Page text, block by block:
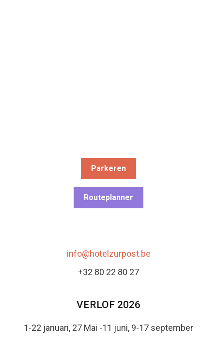
Routeplanner
Parkeren
info@hotelzurpost.be
+32 80 22 80 27
VERLOF 2026
1-22 januari, 27 Mai -11 juni, 9-17 september